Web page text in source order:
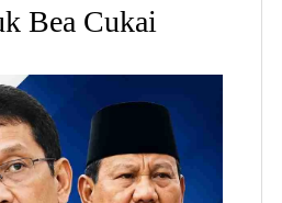
Bea Cukai